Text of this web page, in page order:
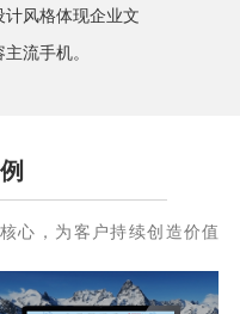
风格体现企业文
流手机。
心，为客户持续创造价值